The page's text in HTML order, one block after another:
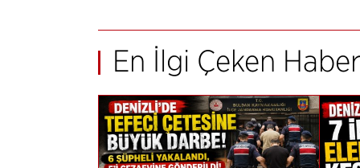
En İlgi Çeken